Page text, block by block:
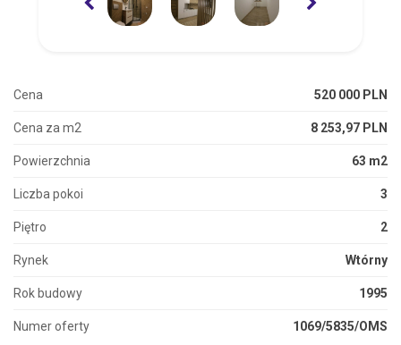
Cena 520 000 PLN
Cena za m2 8 253,97 PLN
Powierzchnia 63 m2
Liczba pokoi 3
Piętro 2
Rynek Wtórny
Rok budowy 1995
Numer oferty 1069/5835/OMS